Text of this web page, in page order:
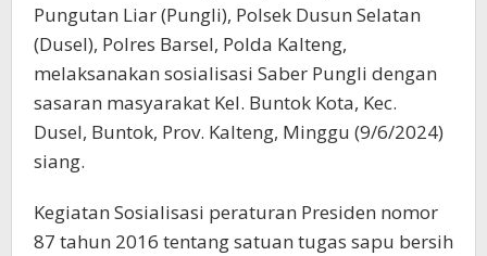
Pungutan Liar (Pungli), Polsek Dusun Selatan
(Dusel), Polres Barsel, Polda Kalteng,
melaksanakan sosialisasi Saber Pungli dengan
sasaran masyarakat Kel. Buntok Kota, Kec.
Dusel, Buntok, Prov. Kalteng, Minggu (9/6/2024)
siang.
Kegiatan Sosialisasi peraturan Presiden nomor
87 tahun 2016 tentang satuan tugas sapu bersih